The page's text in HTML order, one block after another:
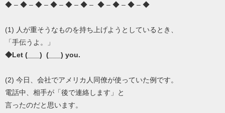
◆ – ◆ – ◆ – ◆ – ◆ – ◆ – ◆ – ◆ – ◆ – ◆
(1) 人が重そうなものを持ち上げようとしているとき、
「手伝うよ。」
◆Let (___) (___) you.
(2) 今日、会社でアメリカ人同僚が使っていた例です。
電話中、相手が「後で連絡します」と
言ったのだと思います。